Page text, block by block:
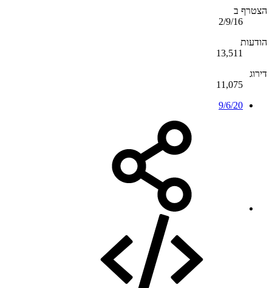
הצטרף ב
2/9/16
הודעות
13,511
דירוג
11,075
9/6/20